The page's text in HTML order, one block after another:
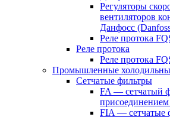
Регуляторы
вентиляторов
Данфосс
Реле протока
Реле протока
Реле протока
Промышленные
Сетчатые фильтры
FA — сетчатый
FIA — сетчатые